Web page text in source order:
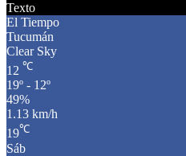
Texto
El Tiempo
Tucumán
Clear Sky
12 ℃
19º - 12º
49%
1.13 km/h
19℃
Sáb